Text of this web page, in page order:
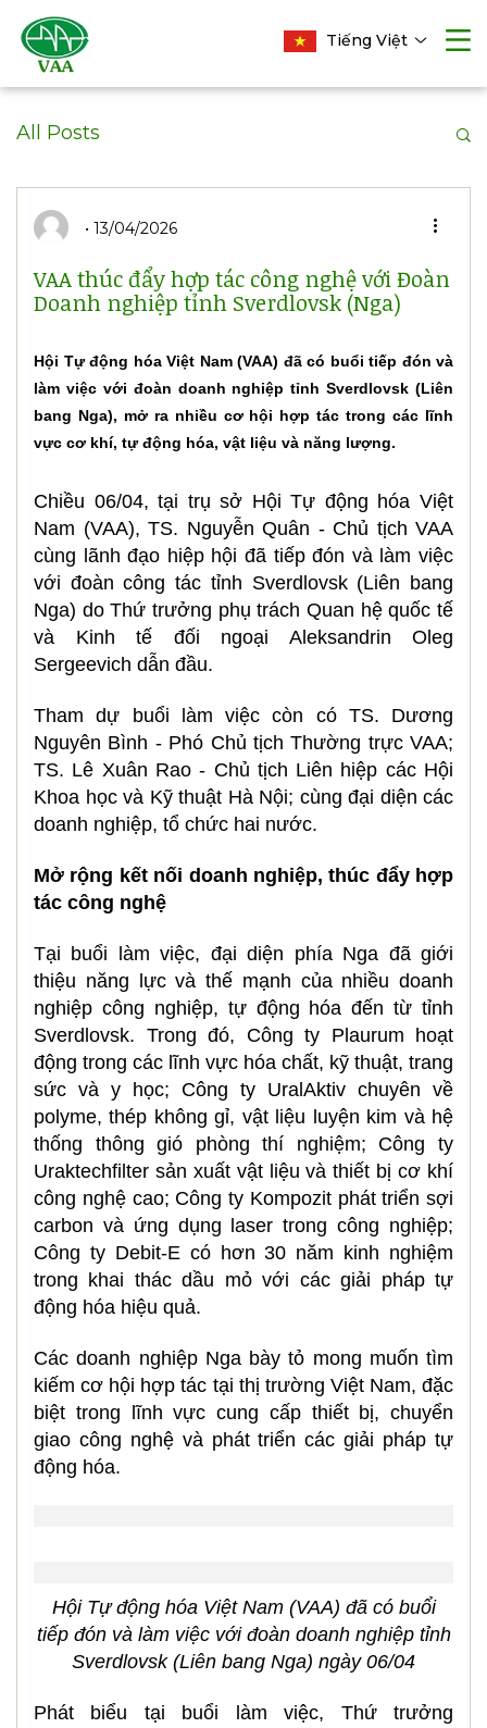
Tiếng Việt
All Posts
13/04/2026
VAA thúc đẩy hợp tác công nghệ với Đoàn
Doanh nghiệp tỉnh Sverdlovsk (Nga)
Hội Tự động hóa Việt Nam (VAA) đã có buổi tiếp đón và
làm việc với đoàn doanh nghiệp tỉnh Sverdlovsk (Liên
bang Nga), mở ra nhiều cơ hội hợp tác trong các lĩnh
vực cơ khí, tự động hóa, vật liệu và năng lượng.
Chiều 06/04, tại trụ sở Hội Tự động hóa Việt
Nam (VAA), TS. Nguyễn Quân - Chủ tịch VAA
cùng lãnh đạo hiệp hội đã tiếp đón và làm việc
với đoàn công tác tỉnh Sverdlovsk (Liên bang
Nga) do Thứ trưởng phụ trách Quan hệ quốc tế
và Kinh tế đối ngoại Aleksandrin Oleg
Sergeevich dẫn đầu.
Tham dự buổi làm việc còn có TS. Dương
Nguyên Bình - Phó Chủ tịch Thường trực VAA;
TS. Lê Xuân Rao - Chủ tịch Liên hiệp các Hội
Khoa học và Kỹ thuật Hà Nội; cùng đại diện các
doanh nghiệp, tổ chức hai nước.
Mở rộng kết nối doanh nghiệp, thúc đẩy hợp
tác công nghệ
Tại buổi làm việc, đại diện phía Nga đã giới
thiệu năng lực và thế mạnh của nhiều doanh
nghiệp công nghiệp, tự động hóa đến từ tỉnh
Sverdlovsk. Trong đó, Công ty Plaurum hoạt
động trong các lĩnh vực hóa chất, kỹ thuật, trang
sức và y học; Công ty UralAktiv chuyên về
polyme, thép không gỉ, vật liệu luyện kim và hệ
thống thông gió phòng thí nghiệm; Công ty
Uraktechfilter sản xuất vật liệu và thiết bị cơ khí
công nghệ cao; Công ty Kompozit phát triển sợi
carbon và ứng dụng laser trong công nghiệp;
Công ty Debit-E có hơn 30 năm kinh nghiệm
trong khai thác dầu mỏ với các giải pháp tự
động hóa hiệu quả.
Các doanh nghiệp Nga bày tỏ mong muốn tìm
kiếm cơ hội hợp tác tại thị trường Việt Nam, đặc
biệt trong lĩnh vực cung cấp thiết bị, chuyển
giao công nghệ và phát triển các giải pháp tự
động hóa.
Hội Tự động hóa Việt Nam (VAA) đã có buổi
tiếp đón và làm việc với đoàn doanh nghiệp tỉnh
Sverdlovsk (Liên bang Nga) ngày 06/04
Phát biểu tại buổi làm việc, Thứ trưởng